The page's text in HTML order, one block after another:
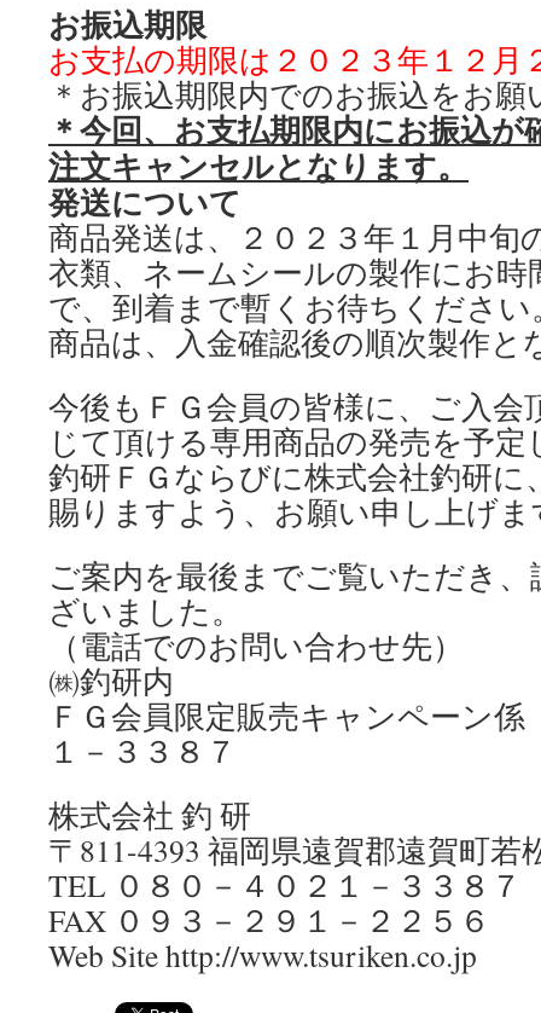
お振込期限
お支払の期限は２０２３年１２月
＊お振込期限内でのお振込をお
＊今回、お支払期限内にお振込
注文キャンセルとなります。
発送について
商品発送は、２０２３年１月中旬
衣類、ネームシールの製作にお
で、到着まで暫くお待ちください
商品は、入金確認後の順次製作と
今後もＦＧ会員の皆様に、ご入会
じて頂ける専用商品の発売を予
釣研ＦＧならびに株式会社釣研に
賜りますよう、お願い申し上げま
ご案内を最後までご覧いただき
ざいました。
（電話でのお問い合わせ先）
㈱釣研内
ＦＧ会員限定販売キャンペー
１－３３８７
株式会社 釣 研
〒811-4393 福岡県遠賀郡遠賀町若
TEL ０８０－４０２１－３３８７
FAX ０９３－２９１－２２５６
Web Site http://www.tsuriken.co.jp